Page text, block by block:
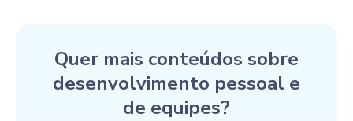
Quer mais conteúdos sobre
desenvolvimento pessoal e
de equipes?